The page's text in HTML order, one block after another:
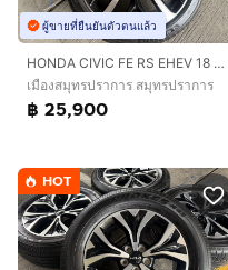
ผู้ขายที่ยืนยันตัวตนแล้ว
HONDA CIVIC FE RS EHEV 18 นิ้ว TOP🔥
เมืองสมุทรปราการ สมุทรปราการ
฿ 25,900
HOT